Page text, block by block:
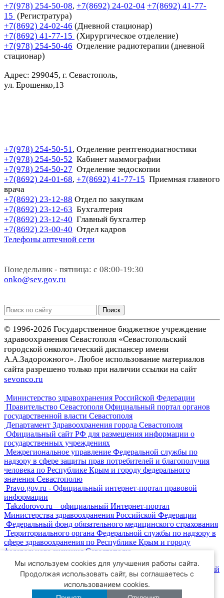
+7(978) 254-50-08, +7(8692) 24-02-04 +7(8692) 41-77-
15 (Регистратура)
+7(8692) 24-02-46 (Дневной стационар)
+7(8692) 41-77-15 (Хирургическое отделение)
+7(978) 254-50-46 Отделение радиотерапии (дневной
стационар)
Адрес: 299045, г. Севастополь,
ул. Ерошенко,13
+7(978) 254-50-51 , Отделение рентгенодиагностики
+7(978) 254-50-52 Кабинет маммографии
+7(978) 254-50-27 Отделение эндоскопии
+7(8692) 24-01-68, +7(8692) 41-77-15 Приемная главного
врача
+7(8692) 23-12-88 Отдел по закупкам
+7(8692) 23-12-63 Бухгалтерия
+7(8692) 23-12-40 Главный бухгалтер
+7(8692) 23-00-40 Отдел кадров
Телефоны аптечной сети
Понедельник - пятница: с 08:00-19:30
onko@sev.gov.ru
Поиск
© 1996-2026 Государственное бюджетное учреждение
здравоохранения Севастополя «Севастопольский
городской онкологический диспансер имени
А.А.Задорожного». Любое использование материалов
сайта разрешено только при наличии ссылки на сайт
sevonco.ru
Министерство здравохранения Российской Федерации
Правительство Севастополя Официальный портал органов
государственной власти Севастополя
Департамент Здравоохранения города Севастополя
Официальный сайт РФ для размещения информации о
государственных учреждениях
Межрегиональное управление Федеральной службы по
надзору в сфере защиты прав потребителей и благополучия
человека по Республике Крым и городу федерального
значения Севастополю
Pravo.gov.ru - Официальный интернет-портал правовой
информации
Takzdorovo.ru – официальный Интернет-портал
Министерства здравоохранения Российской Федерации
Федеральный фонд обязательного медицинского страхования
Территориального органа Федеральной службы по надзору в
сфере здравоохранения по Республике Крым и городу
федерального значения Севастополю
Портал государственных услуг Российской Федерации
Законодательное собрание города Севастополя Официальный
Территориальный фонд Обязательного Медицинского
Страхования города Севастополя
Мы используем cookies для улучшения работы сайта.
Продолжая использовать сайт, вы соглашаетесь с
использованием cookies.